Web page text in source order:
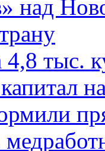
над
4,8 тыс.